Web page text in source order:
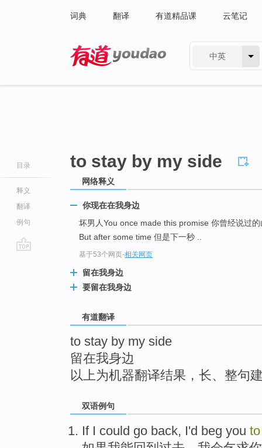
词典 翻译 有道精品课 云笔记
中英
目录
释义
翻译
例句
to stay by my side
网络释义
你现在在我身边
坏男人You once made this promise 你曾经说过
But after some time 但是下一秒 ..
基于53个网页-相关网页
留在我身边
要留在我身边
有道翻译
to stay by my side
留在我身边
以上为机器翻译结果，长、整句
双语例句
If I could go back, I'd beg you